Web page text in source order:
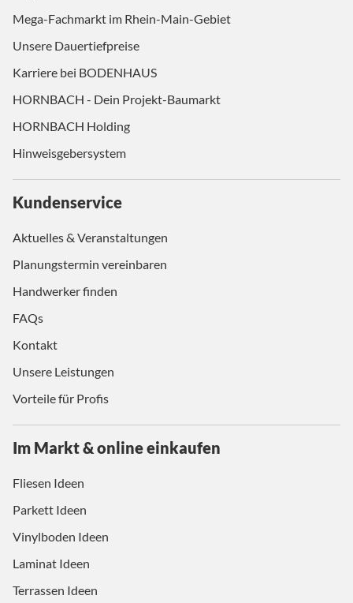
Mega-Fachmarkt im Rhein-Main-Gebiet
Unsere Dauertiefpreise
Karriere bei BODENHAUS
HORNBACH - Dein Projekt-Baumarkt
HORNBACH Holding
Hinweisgebersystem
Kundenservice
Aktuelles & Veranstaltungen
Planungstermin vereinbaren
Handwerker finden
FAQs
Kontakt
Unsere Leistungen
Vorteile für Profis
Im Markt & online einkaufen
Fliesen Ideen
Parkett Ideen
Vinylboden Ideen
Laminat Ideen
Terrassen Ideen